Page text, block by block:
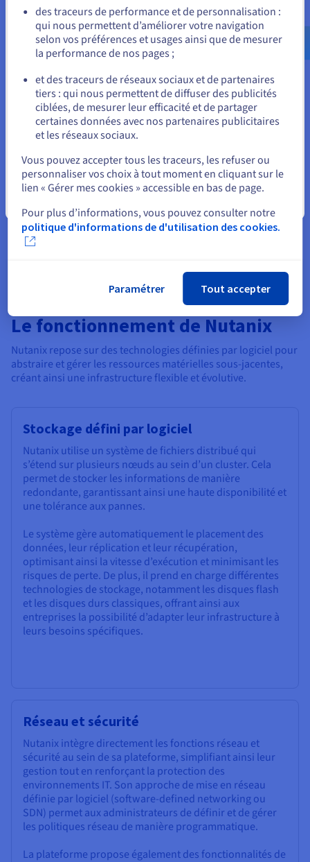
renforcement de la sécurité et des économies significatives.
Nutanix rationalise les opérations informatiques et simplifie
la gestion, libérant ainsi du temps et des ressources
précieuses pour les équipes. En consolidant les composants
et en proposant une interface de gestion unifiée, Nutanix
réduit la charge administrative et leur permet de se
concentrer sur des initiatives stratégiques qui favorisent la
croissance de l’entreprise.
ensemble complet de fonctionnalités pour protéger les
données sensibles. Grâce à des mesures de sécurité robustes,
la plateforme aide les entreprises à atténuer les risques et à se
Enfin, Nutanix permet de réaliser des économies
considérables et d’optimiser le retour sur investissement
Le fonctionnement de Nutanix
Nutanix repose sur des technologies définies par logiciel pour
abstraire et gérer les ressources matérielles sous-jacentes,
créant ainsi une infrastructure flexible et évolutive.
Stockage défini par logiciel
Nutanix utilise un système de fichiers distribué qui
s’étend sur plusieurs nœuds au sein d’un cluster. Cela
permet de stocker les informations de manière
redondante, garantissant ainsi une haute disponibilité et
une tolérance aux pannes.
Le système gère automatiquement le placement des
données, leur réplication et leur récupération,
optimisant ainsi la vitesse d’exécution et minimisant les
risques de perte. De plus, il prend en charge différentes
technologies de stockage, notamment les disques flash
et les disques durs classiques, offrant ainsi aux
entreprises la possibilité d’adapter leur infrastructure à
leurs besoins spécifiques.
Réseau et sécurité
Nutanix intègre directement les fonctions réseau et
sécurité au sein de sa plateforme, simplifiant ainsi leur
gestion tout en renforçant la protection des
environnements IT. Son approche de mise en réseau
définie par logiciel (software-defined networking ou
SDN) permet aux administrateurs de définir et de gérer
les politiques réseau de manière programmatique.
La plateforme propose également des fonctionnalités de
Allez sur le site États-Unis
us.ovhcloud.com/learn Anglais USD - $
ou
Rester sur le site actuel
Sélectionner un autre site web
des traceurs de performance et de personnalisation :
qui nous permettent d’améliorer votre navigation
selon vos préférences et usages ainsi que de mesurer
la performance de nos pages ;
et des traceurs de réseaux sociaux et de partenaires
tiers : qui nous permettent de diffuser des publicités
ciblées, de mesurer leur efficacité et de partager
certaines données avec nos partenaires publicitaires
et les réseaux sociaux.
Vous pouvez accepter tous les traceurs, les refuser ou
personnaliser vos choix à tout moment en cliquant sur le
lien « Gérer mes cookies » accessible en bas de page.
Pour plus d’informations, vous pouvez consulter notre
politique d'informations de d'utilisation des cookies.
Paramétrer Tout accepter